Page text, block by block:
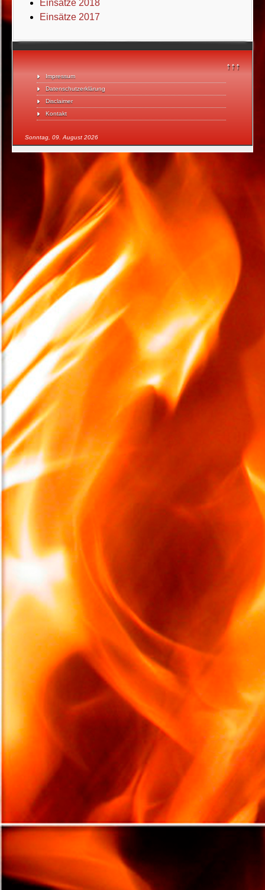
↑↑↑
Impressum
Datenschutzerklärung
Disclaimer
Kontakt
Sonntag, 09. August 2026
Einsätze 2018
Einsätze 2017